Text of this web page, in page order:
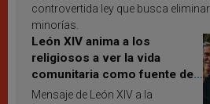
controvertida ley que busca
minorías.
León XIV anima a los
religiosos a ver la vida
comunitaria como fuente de
inspiración y santificación
Mensaje de León XIV a la